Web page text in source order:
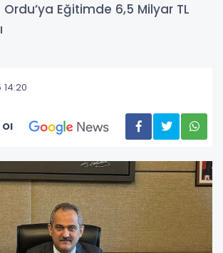
Eğitimde 6,5 Milyar TL